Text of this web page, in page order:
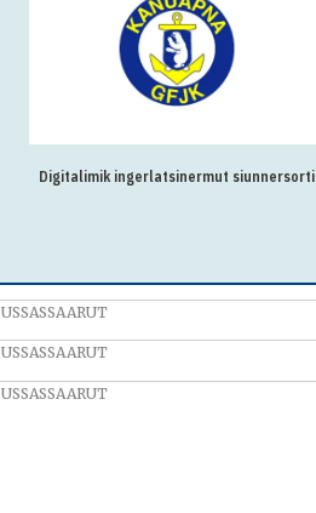
Digitalimik ingerlatsinermut siunnersorti
USSASSAARUT
USSASSAARUT
USSASSAARUT